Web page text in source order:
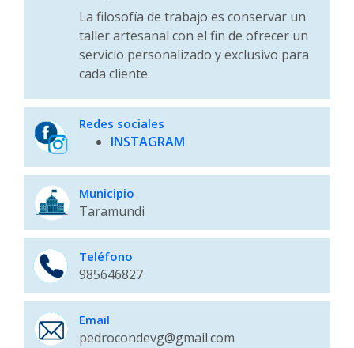
La filosofía de trabajo es conservar un
taller artesanal con el fin de ofrecer un
servicio personalizado y exclusivo para
cada cliente.
Redes sociales
INSTAGRAM
Municipio
Taramundi
Teléfono
985646827
Email
pedrocondevg@gmail.com